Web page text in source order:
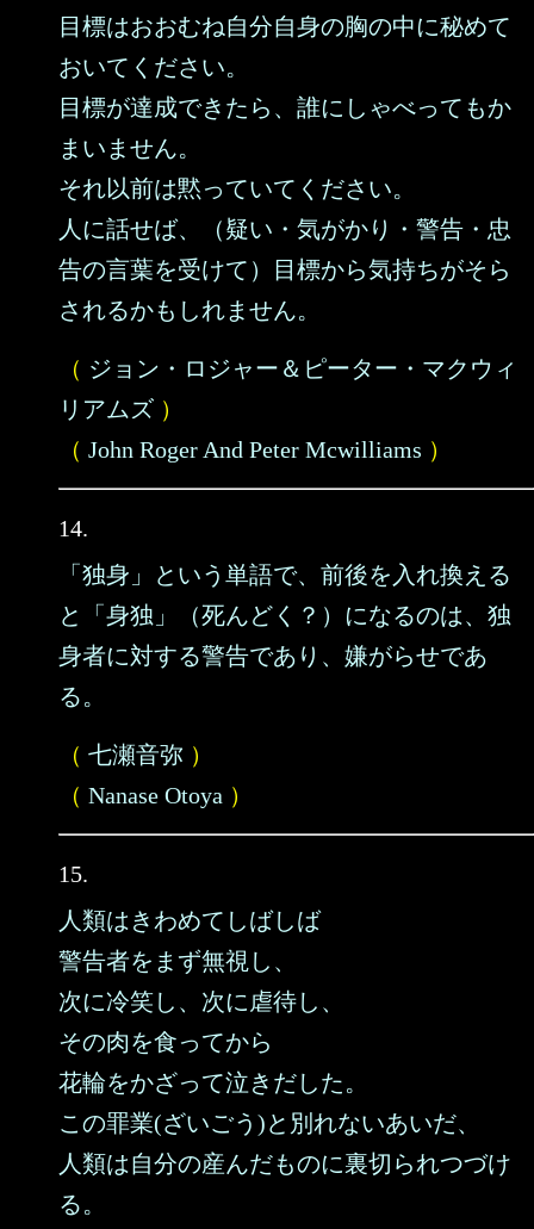
目標はおおむね自分自身の胸の中に秘めて
おいてください。
目標が達成できたら、誰にしゃべってもか
まいません。
それ以前は黙っていてください。
人に話せば、（疑い・気がかり・警告・忠
告の言葉を受けて）目標から気持ちがそら
されるかもしれません。
（ ジョン・ロジャー＆ピーター・マクウィ
リアムズ ）
（ John Roger And Peter Mcwilliams ）
14.
「独身」という単語で、前後を入れ換える
と「身独」（死んどく？）になるのは、独
身者に対する警告であり、嫌がらせであ
る。
（ 七瀬音弥 ）
（ Nanase Otoya ）
15.
人類はきわめてしばしば
警告者をまず無視し、
次に冷笑し、次に虐待し、
その肉を食ってから
花輪をかざって泣きだした。
この罪業(ざいごう)と別れないあいだ、
人類は自分の産んだものに裏切られつづけ
る。